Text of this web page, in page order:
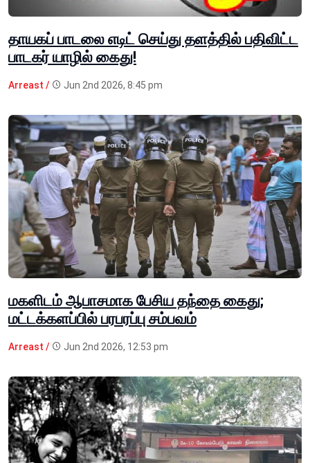
தாயகப் பாடலை எடிட் செய்து தளத்தில் பதிவிட்ட
பாடகர் யாழில் கைது!
Arreast / Jun 2nd 2026, 8:45 pm
மகளிடம் ஆபாசமாக பேசிய தந்தை கைது;
மட்டக்களப்பில் பரபரப்பு சம்பவம்
Arreast / Jun 2nd 2026, 12:53 pm